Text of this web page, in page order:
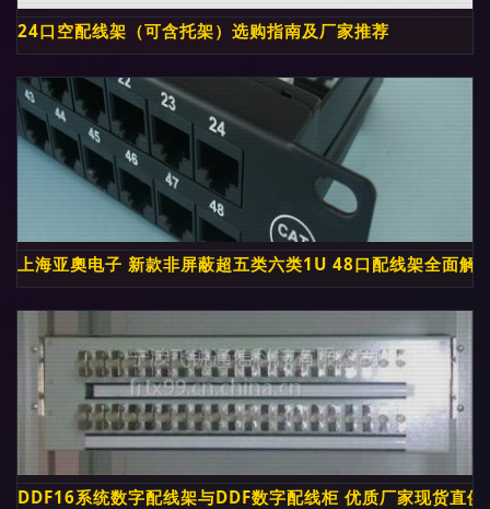
24口空配线架（可含托架）选购指南及厂家推荐
上海亚奧电子 新款非屏蔽超五类六类1U 48口配线架全面解
DDF16系统数字配线架与DDF数字配线柜 优质厂家现货直供